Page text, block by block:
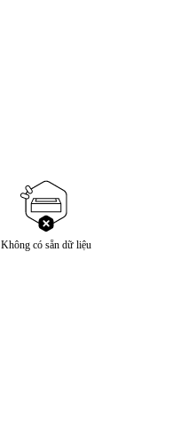
Không có sẵn dữ liệu